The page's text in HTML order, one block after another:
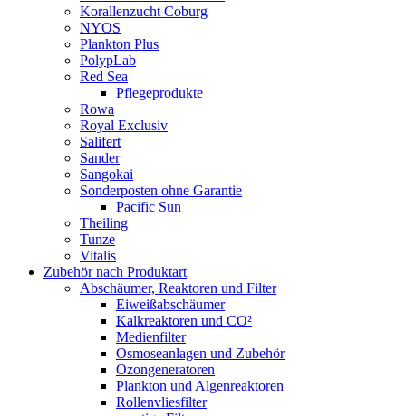
Korallenzucht Coburg
NYOS
Plankton Plus
PolypLab
Red Sea
Pflegeprodukte
Rowa
Royal Exclusiv
Salifert
Sander
Sangokai
Sonderposten ohne Garantie
Pacific Sun
Theiling
Tunze
Vitalis
Zubehör nach Produktart
Abschäumer, Reaktoren und Filter
Eiweißabschäumer
Kalkreaktoren und CO²
Medienfilter
Osmoseanlagen und Zubehör
Ozongeneratoren
Plankton und Algenreaktoren
Rollenvliesfilter